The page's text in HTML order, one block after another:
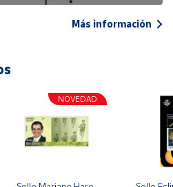
Más información
NOVEDAD